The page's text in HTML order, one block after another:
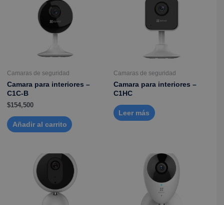
Camaras de seguridad
Camara para interiores –
C1C-B
$154,500
Añadir al carrito
Camaras de seguridad
Camara para interiores –
C1HC
Leer más